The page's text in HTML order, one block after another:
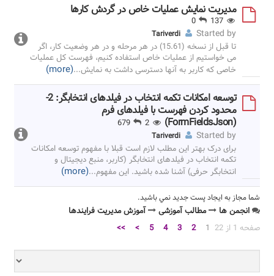
مدیریت نمایش عملیات خاص در گردش کارها
0
Started by
Tariverdi
تا قبل از نسخه (15.61) در هر مرحله و در هر وضعیت کار، اگر
می خواستیم از عملیات خاص استفاده کنیم، فهرست کل عملیات
خاصی که کاربر به آنها دسترسی داشت به نمایش...
(more)
توسعه امکانات تکمه انتخاب در فیلدهای انتخابگر: 2-
محدود کردن فهرست با فیلدهای فرم
(FormFieldsJson)
2
Started by
Tariverdi
برای درک بهتر این مطلب لازم است قبلا با مفهوم توسعه امکانات
تکمه انتخاب در فیلدهای انتخابگر (کاربر، منبع دیجیتال و
انتخابگر حرفی) آشنا شده باشید. این مفهوم...
(more)
شما مجاز به ايجاد پست جديد نمي باشيد.
انجمن ها مطالب آموزشی
آموزش مدیریت فرایندها
صفحه 1 از 22
1
2
3
4
5
>
>>